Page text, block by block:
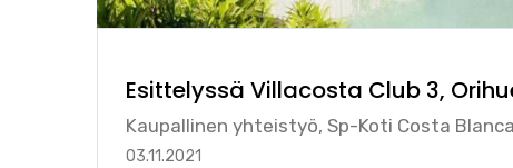
Esittelyssä Villacosta Club 3,
Kaupallinen yhteistyö, Sp-Koti Costa Blanca
03.11.2021